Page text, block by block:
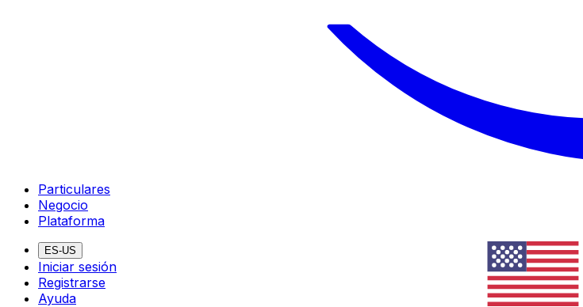
Particulares
Negocio
Plataforma
ES-US
Iniciar sesión
Registrarse
Ayuda